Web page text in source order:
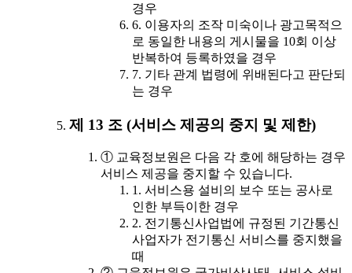
경우
6. 이용자의 조작 미숙이나 광고목적으
로 동일한 내용의 게시물을 10회 이상
반복하여 등록하였을 경우
7. 기타 관계 법령에 위배된다고 판단되
는 경우
제 13 조 (서비스 제공의 중지 및 제한)
① 교육정보원은 다음 각 호에 해당하는 경우
서비스 제공을 중지할 수 있습니다.
1. 서비스용 설비의 보수 또는 공사로
인한 부득이한 경우
2. 전기통신사업법에 규정된 기간통신
사업자가 전기통신 서비스를 중지했을
때